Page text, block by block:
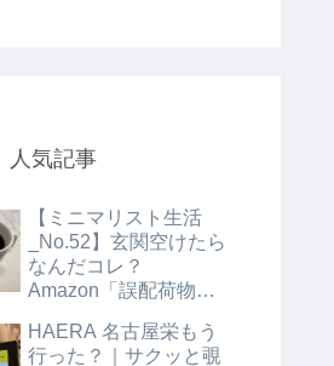
人気記事
【ミニマリスト生活
_No.52】玄関空けたら
なんだコレ？
Amazon「誤配荷物」
HAERA 名古屋栄もう
行った？｜サクッと覗